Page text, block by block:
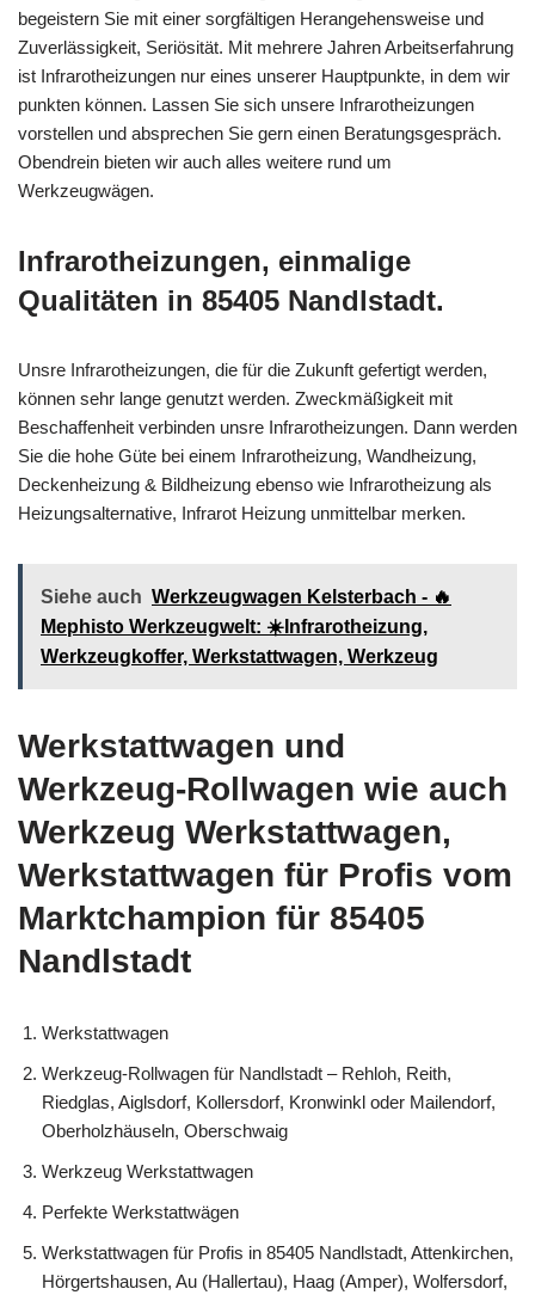
begeistern Sie mit einer sorgfältigen Herangehensweise und
Zuverlässigkeit, Seriösität. Mit mehrere Jahren Arbeitserfahrung
ist Infrarotheizungen nur eines unserer Hauptpunkte, in dem wir
punkten können. Lassen Sie sich unsere Infrarotheizungen
vorstellen und absprechen Sie gern einen Beratungsgespräch.
Obendrein bieten wir auch alles weitere rund um
Werkzeugwägen.
Infrarotheizungen, einmalige
Qualitäten in 85405 Nandlstadt.
Unsre Infrarotheizungen, die für die Zukunft gefertigt werden,
können sehr lange genutzt werden. Zweckmäßigkeit mit
Beschaffenheit verbinden unsre Infrarotheizungen. Dann werden
Sie die hohe Güte bei einem Infrarotheizung, Wandheizung,
Deckenheizung & Bildheizung ebenso wie Infrarotheizung als
Heizungsalternative, Infrarot Heizung unmittelbar merken.
Siehe auch Werkzeugwagen Kelsterbach - 🔥
Mephisto Werkzeugwelt: ☀️Infrarotheizung,
Werkzeugkoffer, Werkstattwagen, Werkzeug
Werkstattwagen und
Werkzeug-Rollwagen wie auch
Werkzeug Werkstattwagen,
Werkstattwagen für Profis vom
Marktchampion für 85405
Nandlstadt
Werkstattwagen
Werkzeug-Rollwagen für Nandlstadt – Rehloh, Reith,
Riedglas, Aiglsdorf, Kollersdorf, Kronwinkl oder Mailendorf,
Oberholzhäuseln, Oberschwaig
Werkzeug Werkstattwagen
Perfekte Werkstattwägen
Werkstattwagen für Profis in 85405 Nandlstadt, Attenkirchen,
Hörgertshausen, Au (Hallertau), Haag (Amper), Wolfersdorf,